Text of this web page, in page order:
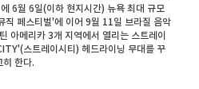
6월 6일(이하 현지시간) 뉴욕 최대 규모
직 페스티벌'에 이어 9월 11일 브라질 음악
아메리카 3개 지역에서 열리는 스트레이
스트레이시티) 헤드라이닝 무대를 꾸
히 한다.